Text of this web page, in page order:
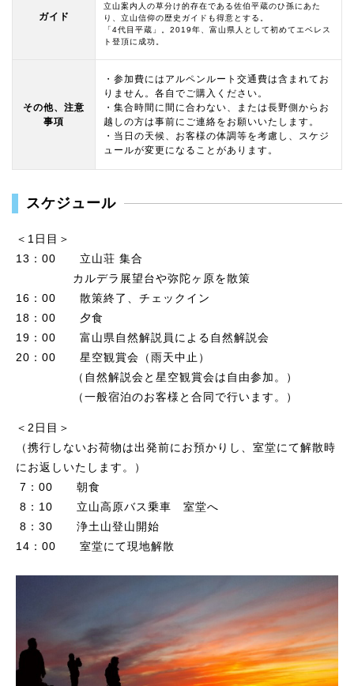
ガイド
立山案内人の草分け的存在である佐伯平蔵のひ孫にあた
り、立山信仰の歴史ガイドも得意とする。
「4代目平蔵」。2019年、富山県人として初めてエベレス
ト登頂に成功。
その他、注意
事項
・参加費にはアルペンルート交通費は含まれてお
りません。各自でご購入ください。
・集合時間に間に合わない、または長野側からお
越しの方は事前にご連絡をお願いいたします。
・当日の天候、お客様の体調等を考慮し、スケジ
ュールが変更になることがあります。
スケジュール
＜1日目＞
13：00 立山荘 集合
カルデラ展望台や弥陀ヶ原を散策
16：00 散策終了、チェックイン
18：00 夕食
19：00 富山県自然解説員による自然解説会
20：00 星空観賞会（雨天中止）
（自然解説会と星空観賞会は自由参加。）
（一般宿泊のお客様と合同で行います。）
＜2日目＞
（携行しないお荷物は出発前にお預かりし、室堂にて解散時
にお返しいたします。）
7：00 朝食
8：10 立山高原バス乗車 室堂へ
8：30 浄土山登山開始
14：00 室堂にて現地解散